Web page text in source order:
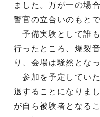
ました。万が一の場
警官の立合いのもと
予備実験として誰
行ったところ、爆裂
り、会場は騒然とな
参加を予定してい
退することになりま
が自ら被験者となる